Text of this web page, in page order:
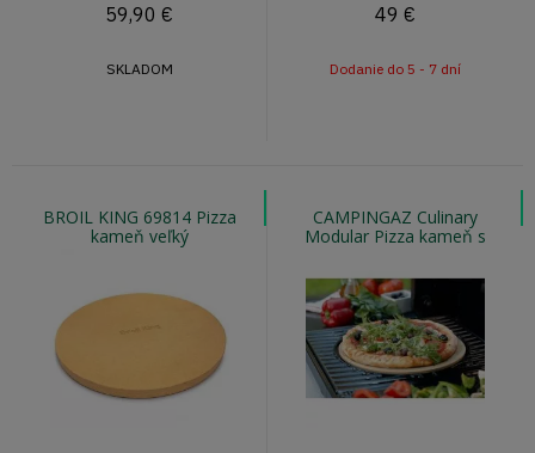
59,90 €
SKLADOM
49 €
Dodanie do 5 - 7 dní
BROIL KING 69814 Pizza
kameň veľký
CAMPINGAZ Culinary
Modular Pizza kameň s